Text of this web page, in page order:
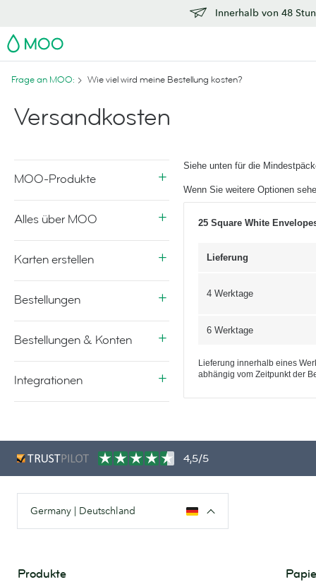
Innerhalb von 48
MOO
Frage an MOO: Wie viel wird meine Bestellung kosten?
Versandkosten
MOO-Produkte
Alles über MOO
Karten erstellen
Bestellungen
Bestellungen & Konten
Integrationen
Siehe unten für die
Wenn Sie weitere Optionen
25 Square White
Lieferung
4 Werktage
6 Werktage
Lieferung innerhalb eines
abhängig vom Zeitpunkt der
4,5/5
Germany | Deutschland
Produkte